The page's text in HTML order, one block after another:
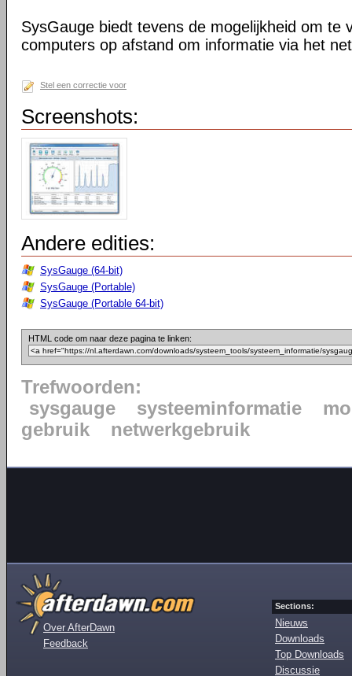
SysGauge biedt tevens de mogelijkheid om te
computers op afstand om informatie via het
Stel een correctie voor
Screenshots:
Andere edities:
SysGauge (64-bit)
SysGauge (Portable)
SysGauge (Portable 64-bit)
HTML code om naar deze pagina te linken:
Trefwoorden:
sysgauge
systeeminformatie
gebruik
netwerkgebruik
Over AfterDawn
Feedback
Sections:
Nieuws
Downloads
Top Downloads
Discussie